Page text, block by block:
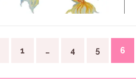
1 … 4 5 6